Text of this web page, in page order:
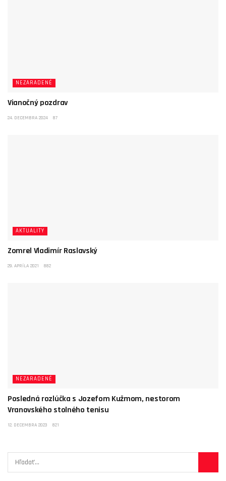
NEZARADENÉ
Vianočný pozdrav
24. DECEMBRA 2024 87
AKTUALITY
Zomrel Vladimír Raslavský
29. APRÍLA 2021 882
NEZARADENÉ
Posledná rozlúčka s Jozefom Kužmom, nestorom
Vranovského stolného tenisu
12. DECEMBRA 2023 821